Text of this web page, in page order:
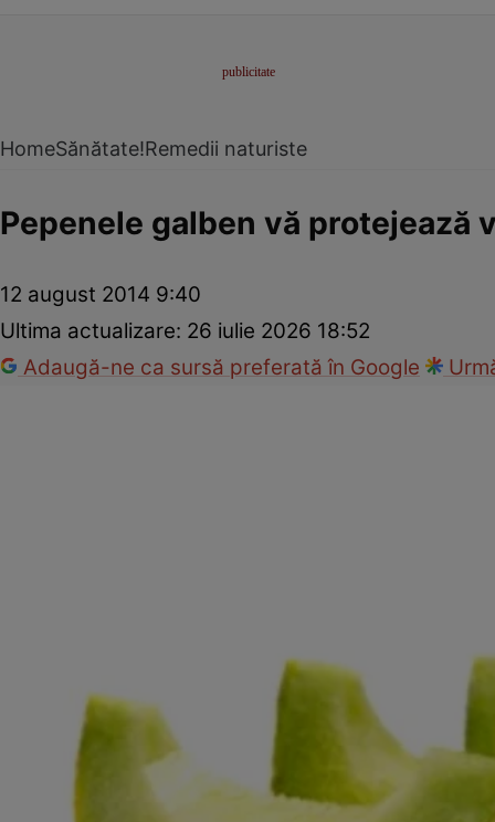
HomeSănătate!Remedii naturiste
Pepenele galben vă protejează
12 august 2014 9:40
Ultima actualizare: 26 iulie 2026 18:52
Adaugă-ne ca sursă preferată în Google